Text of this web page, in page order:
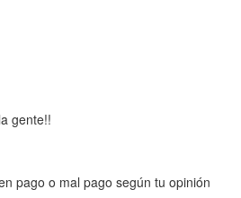
gente!!
pago o mal pago según tu opinión